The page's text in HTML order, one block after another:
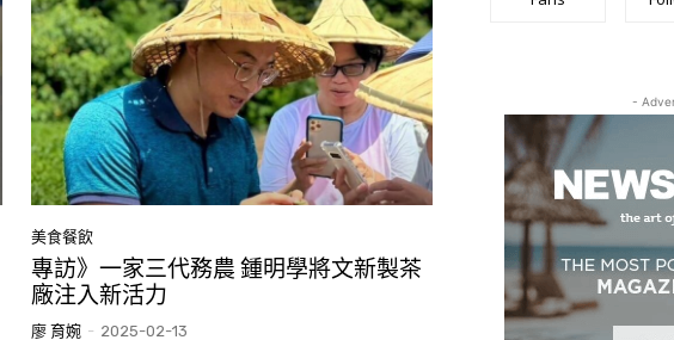
美食餐飲
專訪》一家三代務農 鍾明學將文新製茶
廠注入新活力
廖 育婉 - 2025-02-13
-